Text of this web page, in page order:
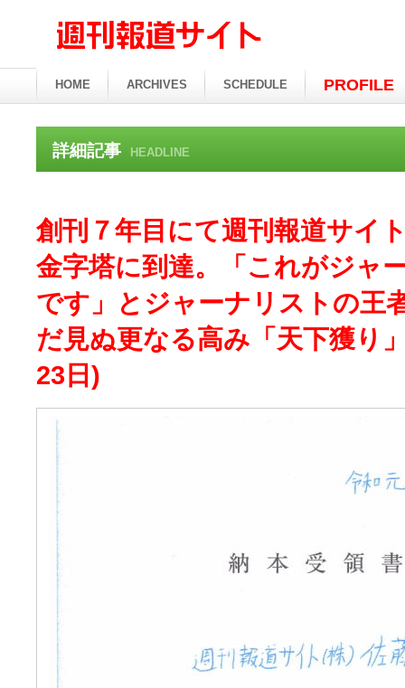
詳細記事 HEADLINE
創刊７年目にて週刊報道サイ
金字塔に到達。「これがジャ
です」とジャーナリストの王
だ見ぬ更なる高み「天下獲り
23日)
HOME ARCHIVES SCHEDULE PROFILE